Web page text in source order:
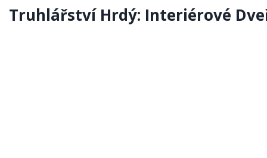
Truhlářství Hrdý: Interiérové